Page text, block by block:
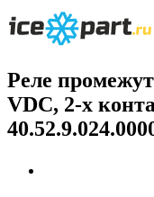
Реле
VDC, 2-х